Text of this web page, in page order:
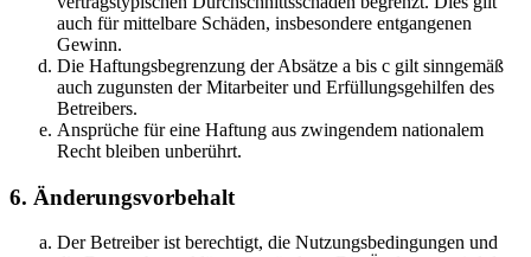
auch für mittelbare Schäden, insbesondere entgangenen
Gewinn.
Die Haftungsbegrenzung der Absätze a bis c gilt sinngemäß
auch zugunsten der Mitarbeiter und Erfüllungsgehilfen des
Betreibers.
Ansprüche für eine Haftung aus zwingendem nationalem
Recht bleiben unberührt.
6. Änderungsvorbehalt
Der Betreiber ist berechtigt, die Nutzungsbedingungen und